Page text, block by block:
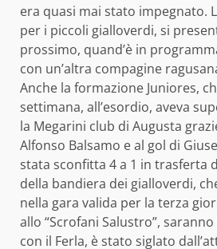
era quasi mai stato impegnato.
per i piccoli gialloverdi, si
prossimo, quand’è in
con un’altra compagine
Anche la formazione Juniores,
settimana, all’esordio, aveva
la Megarini club di Augusta
Alfonso Balsamo e al gol di
stata sconfitta 4 a 1 in trasferta
della bandiera dei gialloverdi,
nella gara valida per la terza
allo “Scrofani Salustro”,
con il Ferla, è stato siglato